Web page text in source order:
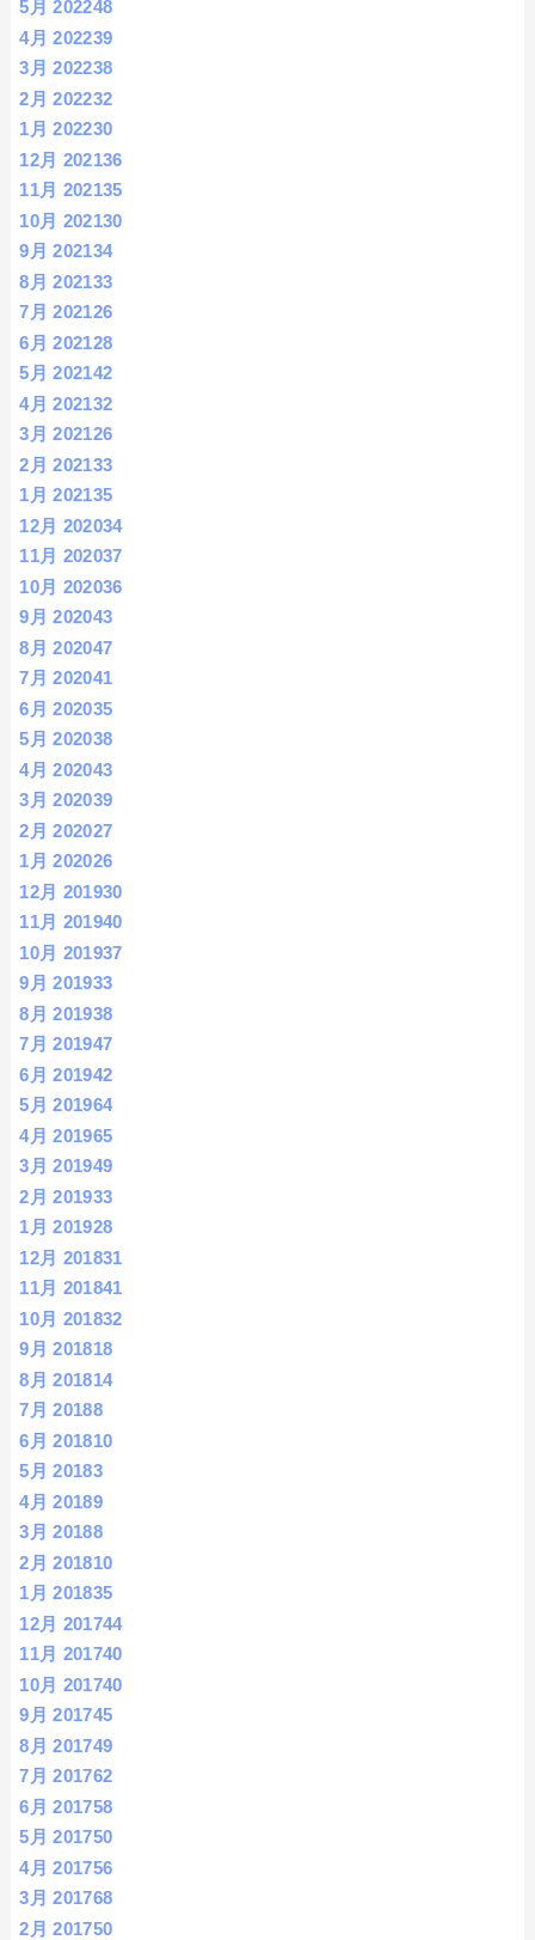
5月 202248
4月 202239
3月 202238
2月 202232
1月 202230
12月 202136
11月 202135
10月 202130
9月 202134
8月 202133
7月 202126
6月 202128
5月 202142
4月 202132
3月 202126
2月 202133
1月 202135
12月 202034
11月 202037
10月 202036
9月 202043
8月 202047
7月 202041
6月 202035
5月 202038
4月 202043
3月 202039
2月 202027
1月 202026
12月 201930
11月 201940
10月 201937
9月 201933
8月 201938
7月 201947
6月 201942
5月 201964
4月 201965
3月 201949
2月 201933
1月 201928
12月 201831
11月 201841
10月 201832
9月 201818
8月 201814
7月 20188
6月 201810
5月 20183
4月 20189
3月 20188
2月 201810
1月 201835
12月 201744
11月 201740
10月 201740
9月 201745
8月 201749
7月 201762
6月 201758
5月 201750
4月 201756
3月 201768
2月 201750